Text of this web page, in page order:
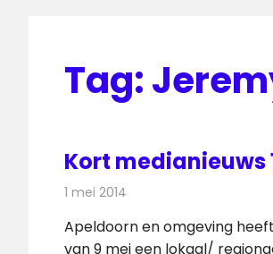
Tag:
Kort medianieuws
1 mei 2014
Apeldoorn en omgeving
van 9 mei een lokaal/